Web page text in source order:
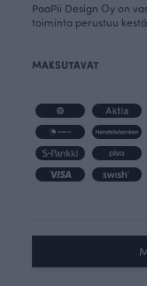
PaaPii Design Oy on
toiminta perustuu
MAKSUTAVAT